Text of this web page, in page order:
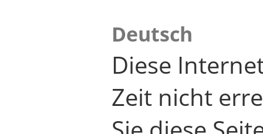
Deutsch
Diese
Zeit nicht